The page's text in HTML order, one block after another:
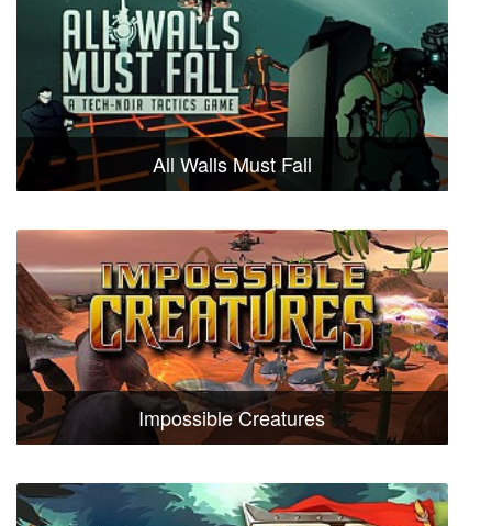
All Walls Must Fall
Impossible Creatures